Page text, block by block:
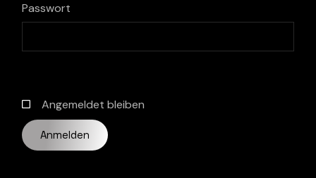
Passwort
Angemeldet bleiben